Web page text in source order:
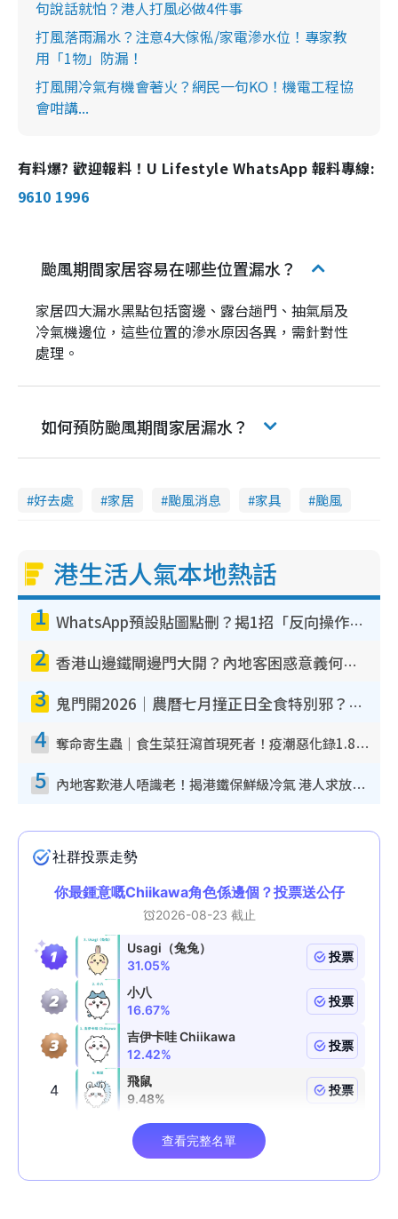
句說話就怕？港人打風必做4件事
打風落雨漏水？注意4大傢俬/家電滲水位！專家教
用「1物」防漏！
打風開冷氣有機會著火？網民一句KO！機電工程協
會咁講...
有料爆? 歡迎報料！U Lifestyle WhatsApp 報料專線:
9610 1996
颱風期間家居容易在哪些位置漏水？
家居四大漏水黑點包括窗邊、露台趟門、抽氣扇及
冷氣機邊位，這些位置的滲水原因各異，需針對性
處理。
如何預防颱風期間家居漏水？
好去處 家居 颱風消息 家具 颱風
港生活人氣本地熱話
1 WhatsApp預設貼圖點刪？揭1招「反向操作」還原簡潔介面 附3步實測教學
2 香港山邊鐵閘邊門大開？內地客困惑意義何在！網民神回覆：呢種叫法理性防禦
3 鬼門開2026｜農曆七月撞正日全食特別邪？專家警告切忌做一事！揭4大禁忌+2招保平安
4 奪命寄生蟲｜食生菜狂瀉首現死者！疫潮惡化錄1.8萬宗病例 揭洗菜3大謬誤
5 內地客歎港人唔識老！揭港鐵保鮮級冷氣 港人求放過：咪投訴